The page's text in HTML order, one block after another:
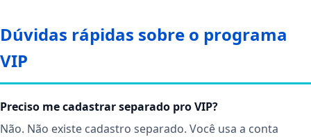
Dúvidas rápidas sobre o programa
VIP
Preciso me cadastrar separado pro VIP?
Não. Não existe cadastro separado. Você usa a conta